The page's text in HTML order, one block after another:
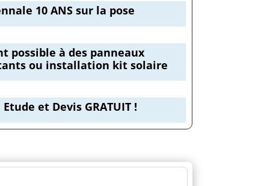
10 ANS sur la pose
possible à des panneaux
ou installation kit solaire
et Devis GRATUIT !